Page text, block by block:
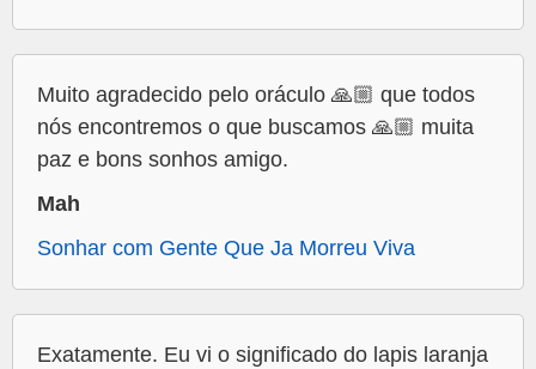
Muito agradecido pelo oráculo 🙏🏼 que todos
nós encontremos o que buscamos 🙏🏼 muita
paz e bons sonhos amigo.
Mah
Sonhar com Gente Que Ja Morreu Viva
Exatamente. Eu vi o significado do lapis laranja